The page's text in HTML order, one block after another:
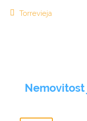
Torrevieja
Nemovitost